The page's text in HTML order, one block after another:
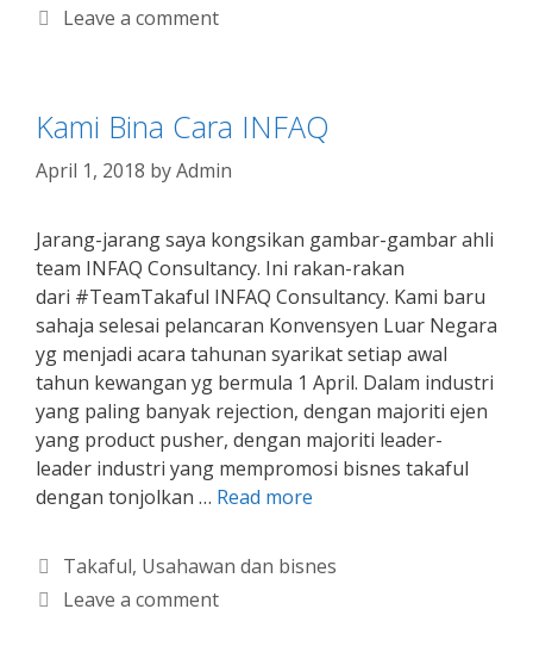
Leave a comment
Kami Bina Cara INFAQ
April 1, 2018 byAdmin
Jarang-jarang saya kongsikan gambar-gambar ahli
team INFAQ Consultancy. Ini rakan-rakan
dari #TeamTakaful INFAQ Consultancy. Kami baru
sahaja selesai pelancaran Konvensyen Luar Negara
yg menjadi acara tahunan syarikat setiap awal
tahun kewangan yg bermula 1 April. Dalam industri
yang paling banyak rejection, dengan majoriti ejen
yang product pusher, dengan majoriti leader-
leader industri yang mempromosi bisnes takaful
dengan tonjolkan … Read more
Categories
Takaful, Usahawan dan bisnes
Leave a comment